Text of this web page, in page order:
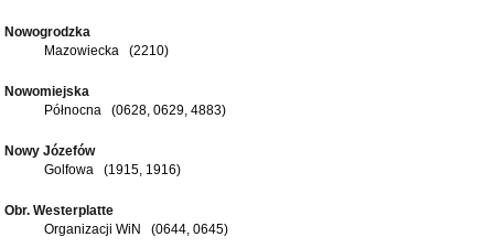
Nowogrodzka
Mazowiecka (2210)
Nowomiejska
Północna (0628, 0629, 4883)
Nowy Józefów
Golfowa (1915, 1916)
Obr. Westerplatte
Organizacji WiN (0644, 0645)